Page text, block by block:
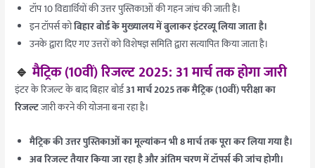
टॉप 10 विद्यार्थियों की उत्तर पुस्तिकाओं की गहन जांच की जाती है।
इन टॉपर्स कोबिहार बोर्ड के मुख्यालय में बुलाकर इंटरव्यू लिया जाता है।
उनके द्वारा दिए गए उत्तरों को विशेषज्ञ समिति द्वारा सत्यापित किया जाता है।
🔹मैट्रिक (10वीं) रिजल्ट 2025: 31 मार्च तक होगा जारी
इंटर के रिजल्ट के बाद बिहार बोर्ड31 मार्च 2025 तक मैट्रिक (10वीं) परीक्षा का
रिजल्टजारी करने की योजना बना रहा है।
मैट्रिक की उत्तर पुस्तिकाओं का मूल्यांकन भी 8 मार्च तक पूरा कर लिया गया है।
अब रिजल्ट तैयार किया जा रहा है और अंतिम चरण में टॉपर्स की जांच होगी।